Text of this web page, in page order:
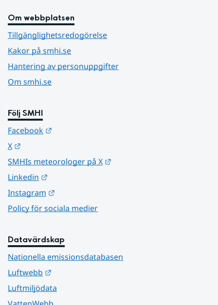
Om webbplatsen
Tillgänglighetsredogörelse
Kakor på smhi.se
Hantering av personuppgifter
Om smhi.se
Följ SMHI
Facebook
X
SMHIs meteorologer på X
Linkedin
Instagram
Policy för sociala medier
Datavärdskap
Nationella emissionsdatabasen
Luftwebb
Luftmiljödata